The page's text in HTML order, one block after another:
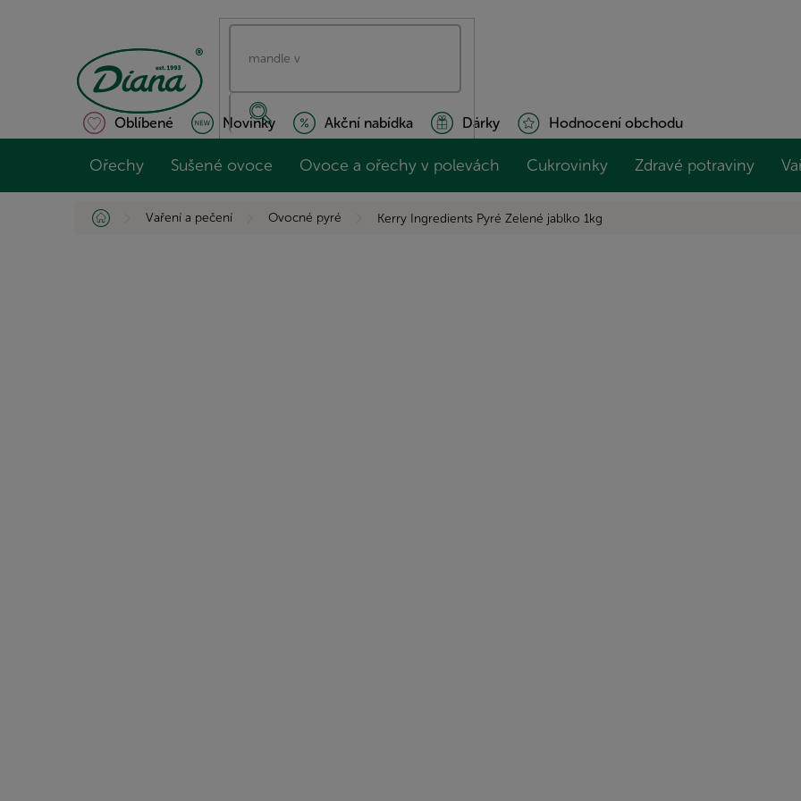
Oblíbené Novinky Akční nabídka Dárky Hodnocení obchodu
Ořechy Sušené ovoce Ovoce a ořechy v polevách Cukrovinky Zdravé potraviny
Domů Vaření a pečení Ovocné pyré Kerry Ingredients Pyré Zelené jablko 1kg